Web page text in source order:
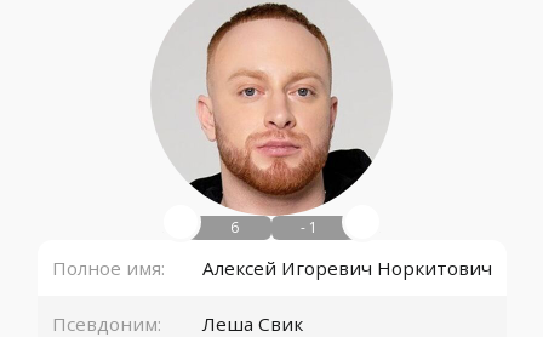
6 - 1
Полное имя: Алексей Игоревич Норкитович
Псевдоним: Леша Свик